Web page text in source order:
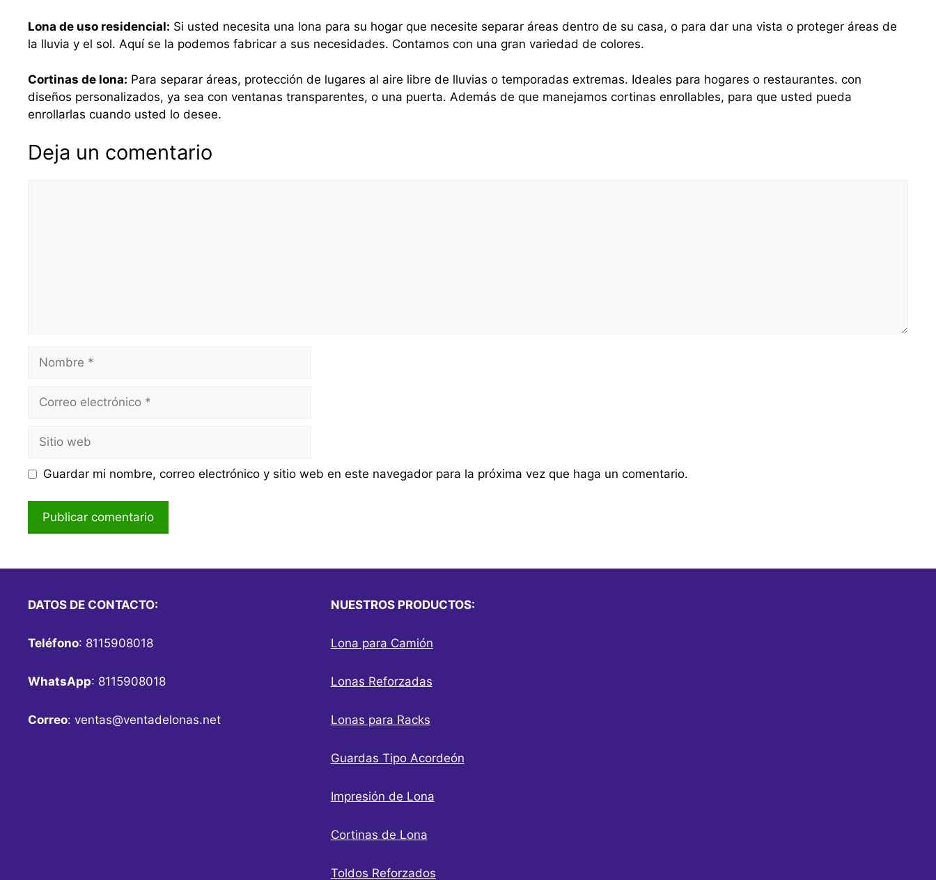
Lona de uso residencial: Si usted necesita una lona para su hogar que necesite separar áreas dentro de su casa, o para dar una vista o proteger áreas de
la lluvia y el sol. Aquí se la podemos fabricar a sus necesidades. Contamos con una gran variedad de colores.
Cortinas de lona: Para separar áreas, protección de lugares al aire libre de lluvias o temporadas extremas. Ideales para hogares o restaurantes. con
diseños personalizados, ya sea con ventanas transparentes, o una puerta. Además de que manejamos cortinas enrollables, para que usted pueda
enrollarlas cuando usted lo desee.
Deja un comentario
Nombre
Correo
Sitio
web
Guardar mi nombre, correo electrónico y sitio web en este navegador para la próxima vez que haga un comentario.
DATOS DE CONTACTO:
Teléfono: 8115908018
WhatsApp: 8115908018
Correo: ventas@ventadelonas.net
NUESTROS PRODUCTOS:
Lona para Camión
Lonas Reforzadas
Lonas para Racks
Guardas Tipo Acordeón
Impresión de Lona
Cortinas de Lona
Toldos Reforzados